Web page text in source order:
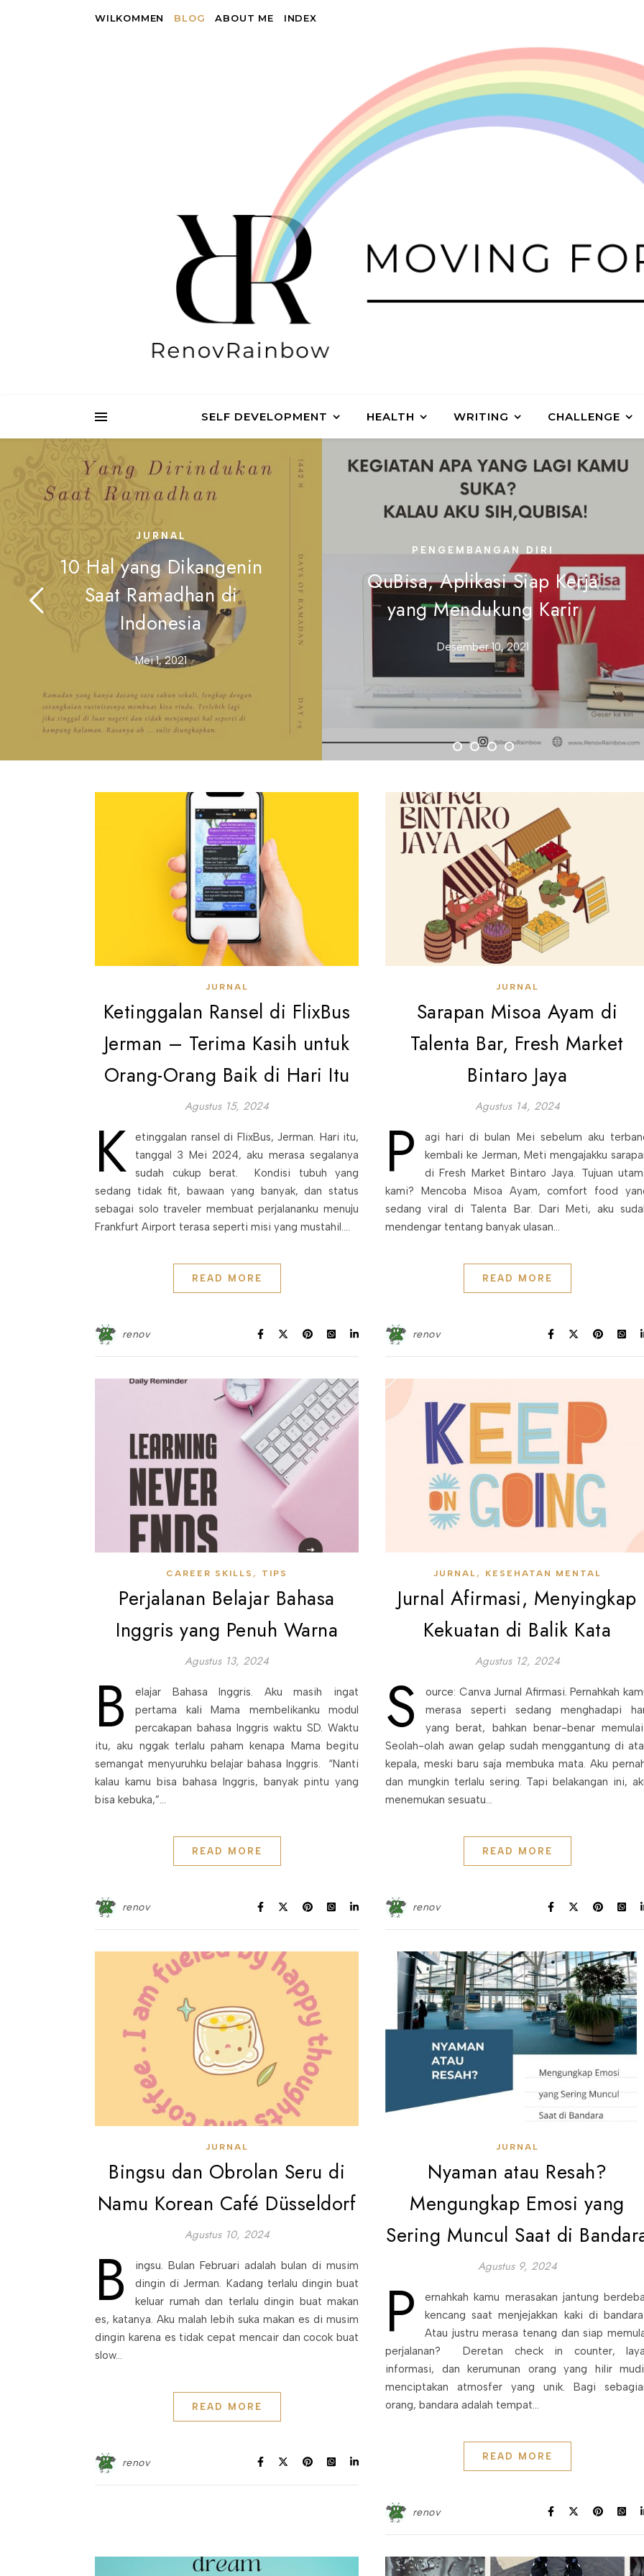
WILKOMMEN BLOG ABOUT ME INDEX
SELF DEVELOPMENT HEALTH WRITING CHALLENGE
JURNAL
10 Hal yang Dikangenin
Saat Ramadhan di
Indonesia
Mei 1, 2021
PENGEMBANGAN DIRI
QuBisa, Aplikasi Siap Kerja
yang Mendukung Karir
Desember 10, 2021
JURNAL
Ketinggalan Ransel di FlixBus
Jerman – Terima Kasih untuk
Orang-Orang Baik di Hari Itu
Agustus 15, 2024
K
etinggalan ransel di FlixBus, Jerman. Hari itu,
tanggal 3 Mei 2024, aku merasa segalanya
sudah cukup berat. Kondisi tubuh yang
sedang tidak fit, bawaan yang banyak, dan status
sebagai solo traveler membuat perjalananku menuju
Frankfurt Airport terasa seperti misi yang mustahil.…
READ MORE
renov
JURNAL
Sarapan Misoa Ayam di
Talenta Bar, Fresh Market
Bintaro Jaya
Agustus 14, 2024
P
agi hari di bulan Mei sebelum aku
kembali ke Jerman, Meti mengajakku
di Fresh Market Bintaro Jaya. Tujuan
kami? Mencoba Misoa Ayam, comfort food
sedang viral di Talenta Bar. Dari Meti, aku
mendengar tentang banyak ulasan…
READ MORE
renov
CAREER SKILLS , TIPS
Perjalanan Belajar Bahasa
Inggris yang Penuh Warna
Agustus 13, 2024
B
elajar Bahasa Inggris. Aku masih ingat
pertama kali Mama membelikanku modul
percakapan bahasa Inggris waktu SD. Waktu
itu, aku nggak terlalu paham kenapa Mama begitu
semangat menyuruhku belajar bahasa Inggris. “Nanti
kalau kamu bisa bahasa Inggris, banyak pintu yang
bisa kebuka,”…
READ MORE
renov
JURNAL , KESEHATAN MENTAL
Jurnal Afirmasi, Menyingkap
Kekuatan di Balik Kata
Agustus 12, 2024
s
ource: Canva Jurnal Afirmasi. Pernahkah
merasa seperti sedang menghadapi
yang berat, bahkan benar-benar
Seolah-olah awan gelap sudah menggantung di
kepala, meski baru saja membuka mata. Aku
dan mungkin terlalu sering. Tapi belakangan ini,
menemukan sesuatu…
READ MORE
renov
JURNAL
Bingsu dan Obrolan Seru di
Namu Korean Café Düsseldorf
Agustus 10, 2024
B
ingsu. Bulan Februari adalah bulan di musim
dingin di Jerman. Kadang terlalu dingin buat
keluar rumah dan terlalu dingin buat makan
es, katanya. Aku malah lebih suka makan es di musim
dingin karena es tidak cepat mencair dan cocok buat
slow…
READ MORE
renov
JURNAL
Nyaman atau Resah?
Mengungkap Emosi yang
Sering Muncul Saat di
Agustus 9, 2024
P
ernahkah kamu merasakan jantung
kencang saat menjejakkan kaki di
Atau justru merasa tenang dan siap
perjalanan? Deretan check in counter,
informasi, dan kerumunan orang yang hilir
menciptakan atmosfer yang unik. Bagi
orang, bandara adalah tempat…
READ MORE
renov